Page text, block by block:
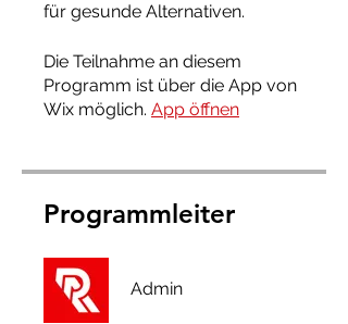
für gesunde Alternativen.
Die Teilnahme an diesem
Programm ist über die App von
Wix möglich. App öffnen
Programmleiter
Admin